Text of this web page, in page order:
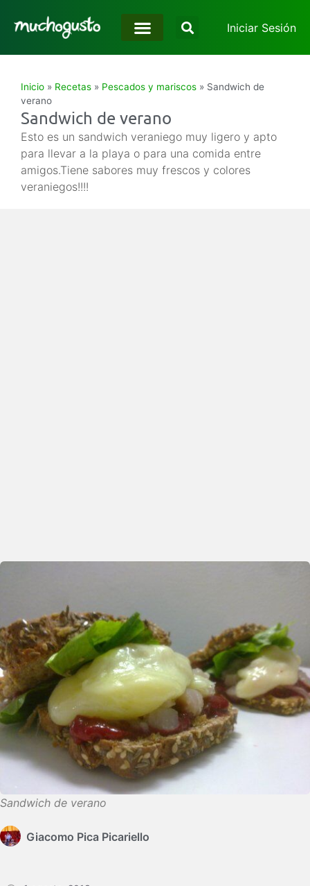
Iniciar Sesión
Inicio » Recetas » Pescados y mariscos » Sandwich de
verano
Sandwich de verano
Esto es un sandwich veraniego muy ligero y apto
para llevar a la playa o para una comida entre
amigos.Tiene sabores muy frescos y colores
veraniegos!!!!
Sandwich de verano
Giacomo Pica Picariello